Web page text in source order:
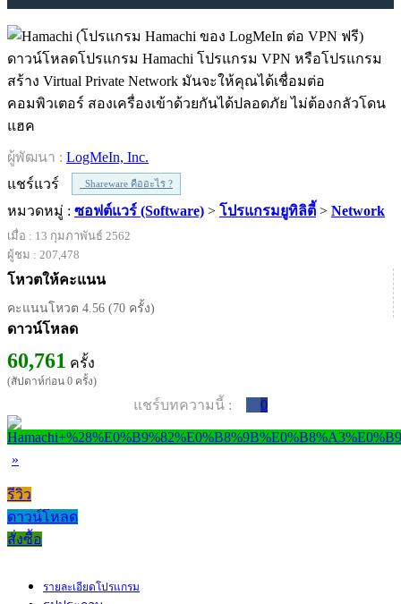
ดาวน์โหลดโปรแกรม Hamachi โปรแกรม VPN หรือโปรแกรม
สร้าง Virtual Private Network มันจะให้คุณได้เชื่อมต่อ
คอมพิวเตอร์ สองเครื่องเข้าด้วยกันได้ปลอดภัย ไม่ต้องกลัวโดน
แฮค
ผู้พัฒนา : LogMeIn, Inc.
แชร์แวร์
Shareware คืออะไร ?
หมวดหมู่ : ซอฟต์แวร์ (Software) > โปรแกรมยูทิลิตี้ > Network
เมื่อ : 13 กุมภาพันธ์ 2562
ผู้ชม : 207,478
โหวตให้คะแนน
คะแนนโหวต 4.56 (70 ครั้ง)
ดาวน์โหลด
60,761 ครั้ง
(สัปดาห์ก่อน 0 ครั้ง)
แชร์บทความนี้ : 0
»
รีวิว
ดาวน์โหลด
สั่งซื้อ
รายละเอียดโปรแกรม